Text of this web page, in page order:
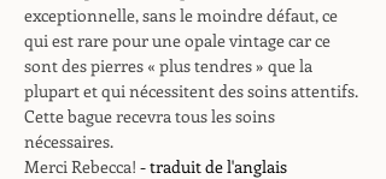
exceptionnelle, sans le moindre défaut, ce
qui est rare pour une opale vintage car ce
sont des pierres « plus tendres » que la
plupart et qui nécessitent des soins attentifs.
Cette bague recevra tous les soins
nécessaires.
Merci Rebecca! - traduit de l'anglais